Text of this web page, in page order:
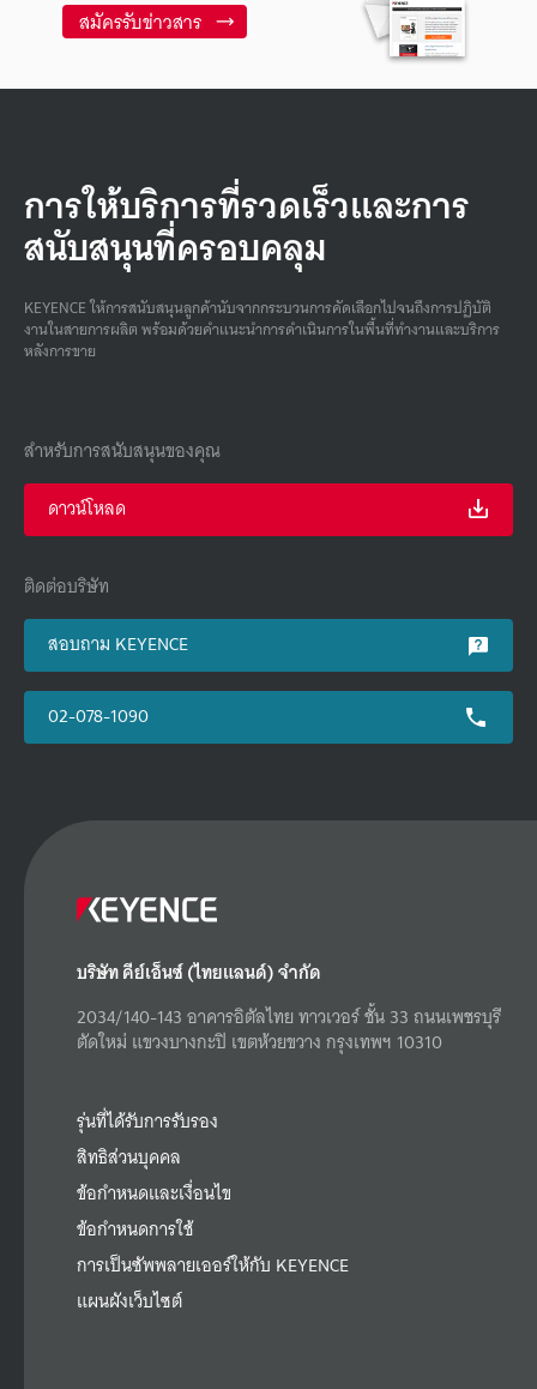
สมัครรับข่าวสาร
การให้บริการที่รวดเร็วและการ
สนับสนุนที่ครอบคลุม
KEYENCE ให้การสนับสนุนลูกค้านับจากกระบวนการคัดเลือกไปจนถึงการปฏิบัติ
งานในสายการผลิต พร้อมด้วยคําแนะนําการดําเนินการในพื้นที่ทํางานและบริการ
หลังการขาย
สำหรับการสนับสนุนของคุณ
ดาวน์โหลด
ติดต่อบริษัท
สอบถาม KEYENCE
02-078-1090
บริษัท คีย์เอ็นซ์ (ไทยแลนด์) จำกัด
2034/140-143 อาคารอิตัลไทย ทาวเวอร์ ชั้น 33 ถนนเพชรบุรี
ตัดใหม่ แขวงบางกะปิ เขตห้วยขวาง กรุงเทพฯ 10310
รุ่นที่ได้รับการรับรอง
สิทธิส่วนบุคคล
ข้อกำหนดและเงื่อนไข
ข้อกำหนดการใช้
การเป็นซัพพลายเออร์ให้กับ KEYENCE
แผนผังเว็บไซต์